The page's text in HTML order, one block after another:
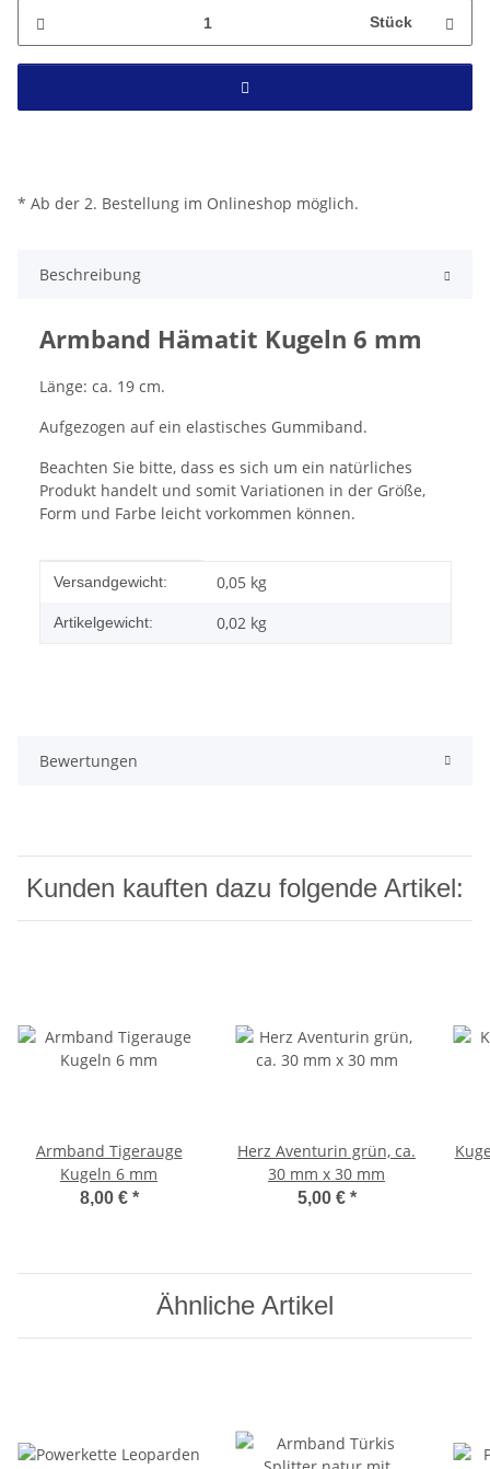
Stück
* Ab der 2. Bestellung im Onlineshop möglich.
Beschreibung
Armband Hämatit Kugeln 6 mm
Länge: ca. 19 cm.
Aufgezogen auf ein elastisches Gummiband.
Beachten Sie bitte, dass es sich um ein natürliches
Produkt handelt und somit Variationen in der Größe,
Form und Farbe leicht vorkommen können.
Produkteigenschaft
Wert
Versandgewicht: 0,05 kg
Artikelgewicht: 0,02 kg
Bewertungen
Kunden kauften dazu folgende Artikel:
Armband Tigerauge
Kugeln 6 mm
8,00 € *
Herz Aventurin grün, ca.
30 mm x 30 mm
5,00 € *
Ähnliche Artikel